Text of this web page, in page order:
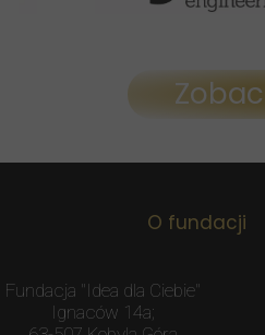
Fundacja "Idea dla Ciebie"
Ignaców 14a;
O fundacji